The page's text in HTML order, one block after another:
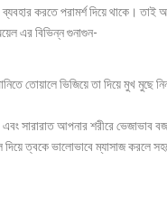
করতে পরামর্শ দিয়ে থাকে।
এর বিভিন্ন গুনাগুন-
তোয়ালে ভিজিয়ে তা দিয়ে মুখ মুছে
সারারাত আপনার শরীরে ভেজাভাব
ত্বকে ভালোভাবে ম্যাসাজ করলে